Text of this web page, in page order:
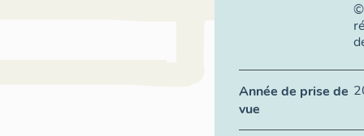
©
Année de prise de
vue